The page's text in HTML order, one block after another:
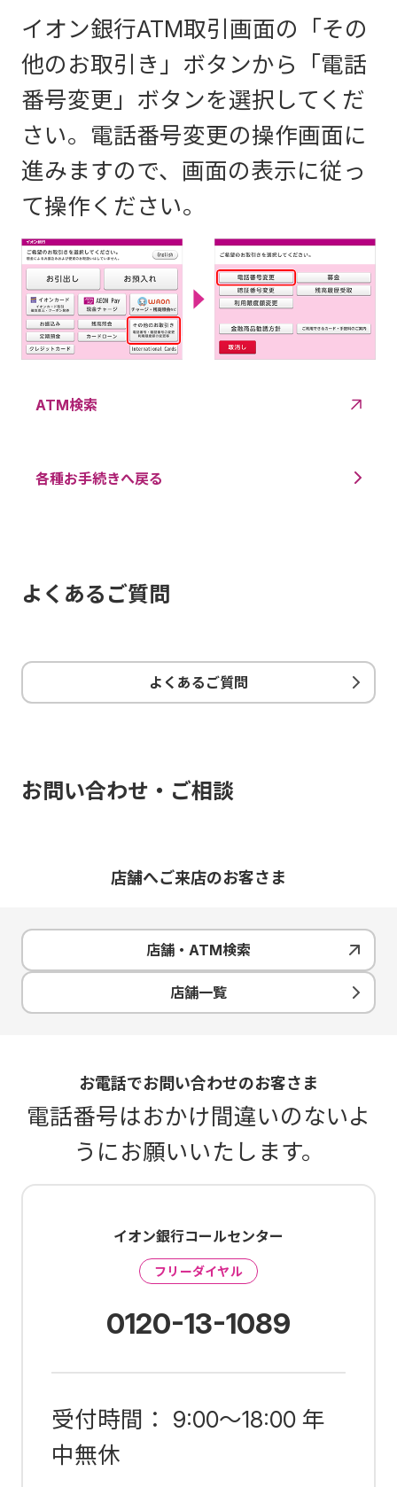
イオン銀行ATM取引画面の「その
他のお取引き」ボタンから「電話
番号変更」ボタンを選択してくだ
さい。電話番号変更の操作画面に
進みますので、画面の表示に従っ
て操作ください。
ATM検索
各種お手続きへ戻る
よくあるご質問
よくあるご質問
お問い合わせ・ご相談
店舗へご来店のお客さま
店舗・ATM検索
店舗一覧
お電話でお問い合わせのお客さま
電話番号はおかけ間違いのないよ
うにお願いいたします。
イオン銀行コールセンター
フリーダイヤル
0120-13-1089
受付時間： 9:00～18:00 年
中無休